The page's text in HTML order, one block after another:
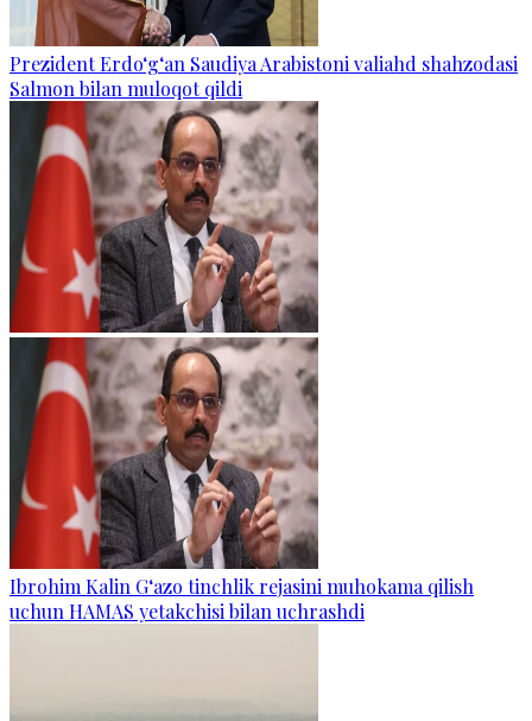
Prezident Erdo‘g‘an Saudiya Arabistoni valiahd shahzodasi
Salmon bilan muloqot qildi
Ibrohim Kalin G‘azo tinchlik rejasini muhokama qilish
uchun HAMAS yetakchisi bilan uchrashdi